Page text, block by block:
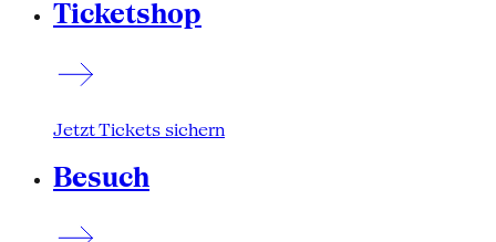
Ticketshop
Jetzt Tickets sichern
Besuch